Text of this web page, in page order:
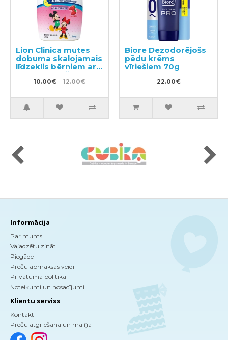
Lion Clinica mutes
dobuma skalojamais
līdzeklis bērniem ar
zemeņu garšu 250ml
10.00€ 12.00€
Biore Dezodorējošs
pēdu krēms
vīriešiem 70g
22.00€
Informācija
Par mums
Vajadzētu zināt
Piegāde
Preču apmaksas veidi
Privātuma politika
Noteikumi un nosacījumi
Klientu serviss
Kontakti
Preču atgriešana un maiņa